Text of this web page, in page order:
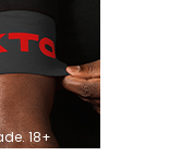
18+